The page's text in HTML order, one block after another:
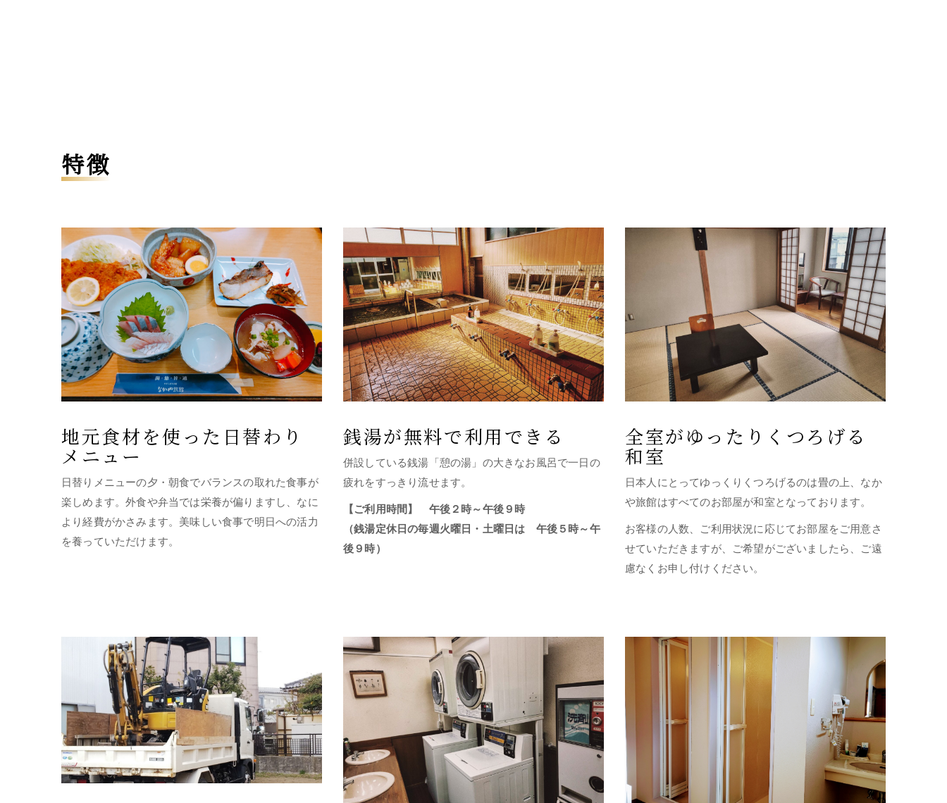
特徴
地元食材を使った日替わり
メニュー
日替りメニューの夕・朝食でバランスの取れた食事が
楽しめます。外食や弁当では栄養が偏りますし、なに
より経費がかさみます。美味しい食事で明日への活力
を養っていただけます。
銭湯が無料で利用できる
併設している銭湯「憩の湯」の大きなお風呂で一日の
疲れをすっきり流せます。
【ご利用時間】 午後２時～午後９時
（銭湯定休日の毎週火曜日・土曜日は 午後５時～午
後９時）
全室がゆったりくつろげる
和室
日本人にとってゆっくりくつろげるのは畳の上、なか
や旅館はすべてのお部屋が和室となっております。
お客様の人数、ご利用状況に応じてお部屋をご用意さ
せていただきますが、ご希望がございましたら、ご遠
慮なくお申し付けください。